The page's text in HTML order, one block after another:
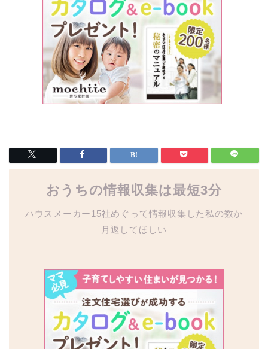
おうちの情報収集は最短3分
ハウスメーカー15社めぐって情報収集した私の数か
月返してほしい